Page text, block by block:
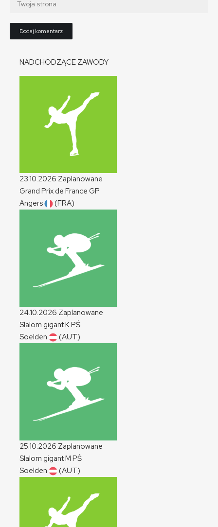
NADCHODZĄCE ZAWODY
23.10.2026 Zaplanowane
Grand Prix de France GP
Angers
(FRA)
24.10.2026 Zaplanowane
Slalom gigantKPŚ
Soelden
(AUT)
25.10.2026 Zaplanowane
Slalom gigantM PŚ
Soelden
(AUT)